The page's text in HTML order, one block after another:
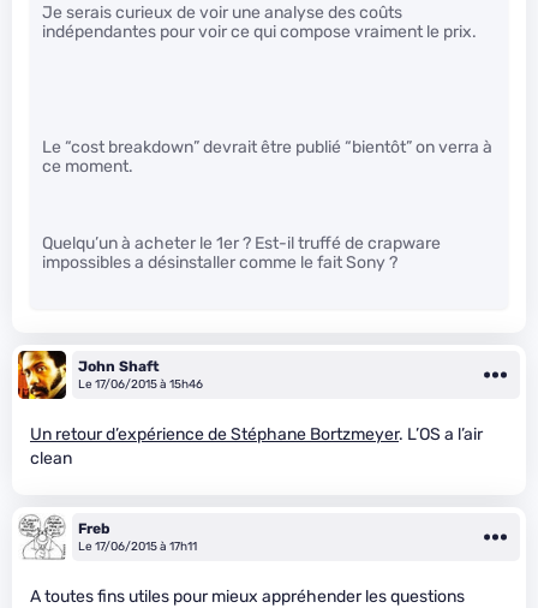
Je serais curieux de voir une analyse des coûts
indépendantes pour voir ce qui compose vraiment le prix.
Le “cost breakdown” devrait être publié “bientôt” on verra à
ce moment.
Quelqu’un à acheter le 1er ? Est-il truffé de crapware
impossibles a désinstaller comme le fait Sony ?
John Shaft
Le 17/06/2015 à 15h46
Un retour d’expérience de Stéphane Bortzmeyer. L’OS a l’air
clean
Freb
Le 17/06/2015 à 17h11
A toutes fins utiles pour mieux appréhender les questions